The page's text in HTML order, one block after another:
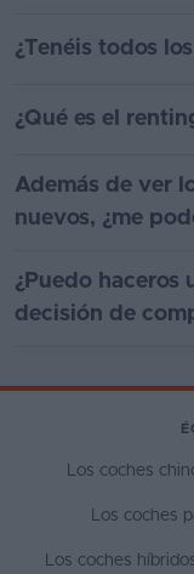
¿Tenéis todos
¿Qué es el
Además de ver
nuevos, ¿me
¿Puedo haceros
decisión de
Los coches
Los coches
Los coches